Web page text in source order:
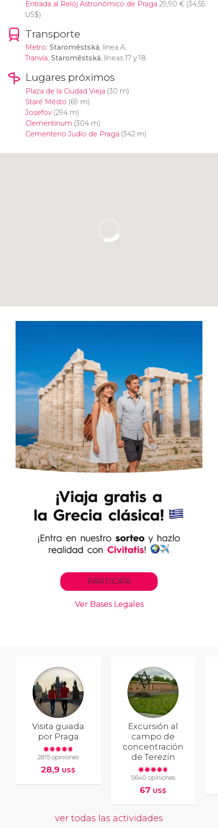
Entrada al Reloj Astronómico de Praga 29,90 €(34,55
US$)
Transporte
Metro: Staroměstská, línea A.
Tranvía: Staroměstská, líneas 17 y 18.
Lugares próximos
Plaza de la Ciudad Vieja (30 m)
Staré Město (69 m)
Josefov(294 m)
Clementinum (304 m)
Cementerio Judío de Praga (342 m)
Visita guiada
por Praga
2815 opiniones
28,9 US$
Excursión al
campo de
concentración
de Terezín
5640 opiniones
67 US$
ver todas las actividades